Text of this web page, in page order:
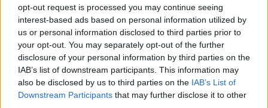
opt-out request is processed you may continue seeing
interest-based ads based on personal information utilized by
us or personal information disclosed to third parties prior to
your opt-out. You may separately opt-out of the further
disclosure of your personal information by third parties on the
IAB’s list of downstream participants. This information may
also be disclosed by us to third parties on the IAB’s List of
Downstream Participants that may further disclose it to other
Ranking de Gilberto Santa Rosa
Gilberto Santa Rosaestá en la posición286 del
ranking de esta semana, su mejor puesto ha sido el
20ºen abril de 2020.